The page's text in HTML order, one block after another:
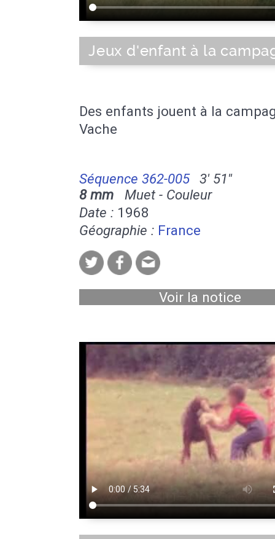
Jeux d'enfant à la
Des enfants jouent à la
Vache
Séquence 362-005
3' 51''
8 mm Muet - Couleur
Date : 1968
Géographie : France
Voir la notice